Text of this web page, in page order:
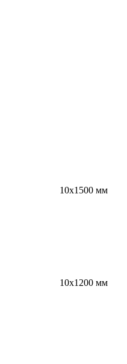
10x1500 мм
10х1200 мм